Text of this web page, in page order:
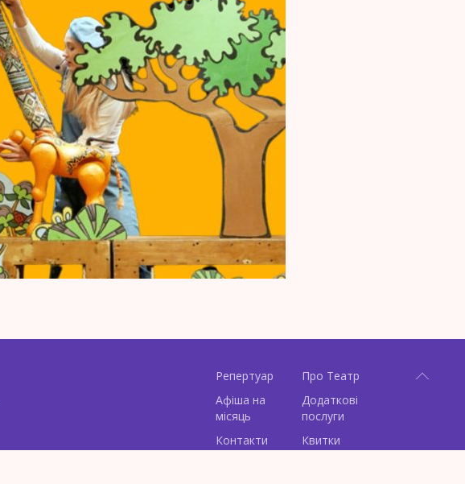
Репертуар
Про Театр
Афіша на
місяць
Додаткові
послуги
Контакти
Квитки